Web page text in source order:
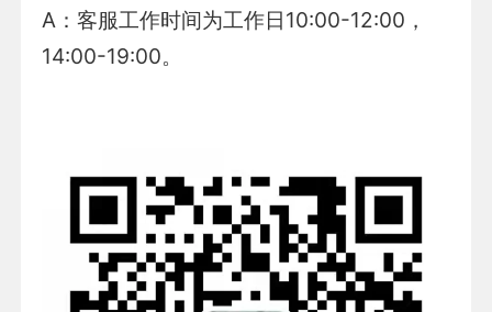
A：客服工作时间为工作日10:00-12:00，
14:00-19:00。